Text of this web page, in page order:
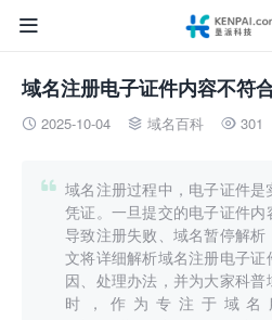

域名注册电子证件内容不符
 2025-10-04  域名百科  301
 域名注册过程中，电子证件
凭证。一旦提交的电子证件
导致注册失败、域名暂停解
文将详细解析域名注册电子
因、处理办法，并为大家科
时，作为专注于域